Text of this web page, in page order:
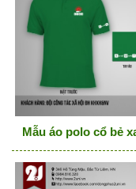
Mẫu áo polo cổ bẻ